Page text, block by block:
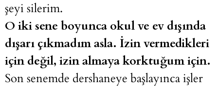
şeyi silerim.
O iki sene boyunca okul ve ev dışında
dışarı çıkmadım asla. İzin vermedikleri
için değil, izin almaya korktuğum için.
Son senemde dershaneye başlayınca işler